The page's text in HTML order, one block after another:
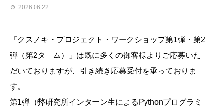
2026.06.22
「クスノキ・プロジェクト・ワークショップ第1弾・第2
弾（第2ターム）」は既に多くの御客様よりご応募いた
だいておりますが、引き続き応募受付を承っておりま
す。
第1弾（弊研究所インターン生によるPythonプログラミ